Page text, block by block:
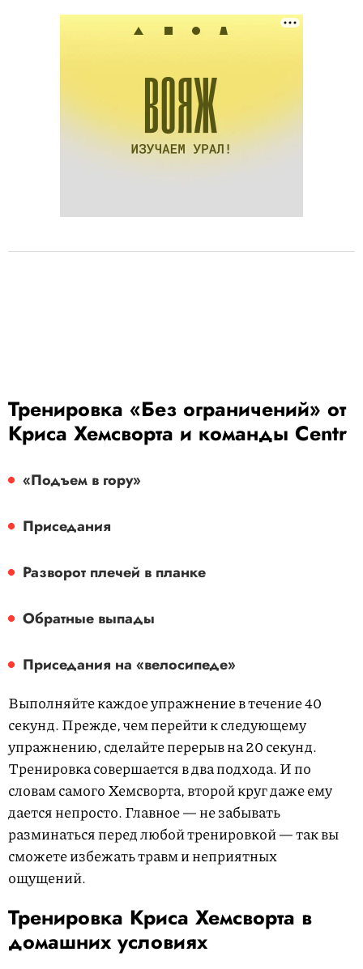
Тренировка «Без ограничений» от
Криса Хемсворта и команды Centr
«Подъем в гору»
Приседания
Разворот плечей в планке
Обратные выпады
Приседания на «велосипеде»
Выполняйте каждое упражнение в течение 40
секунд. Прежде, чем перейти к следующему
упражнению, сделайте перерыв на 20 секунд.
Тренировка совершается в два подхода. И по
словам самого Хемсворта, второй круг даже ему
дается непросто. Главное — не забывать
разминаться перед любой тренировкой — так вы
сможете избежать травм и неприятных
ощущений.
Тренировка Криса Хемсворта в
домашних условиях